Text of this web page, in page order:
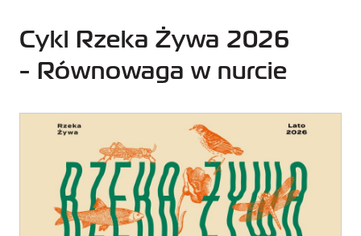
Cykl Rzeka Żywa 2026
- Równowaga w nurcie